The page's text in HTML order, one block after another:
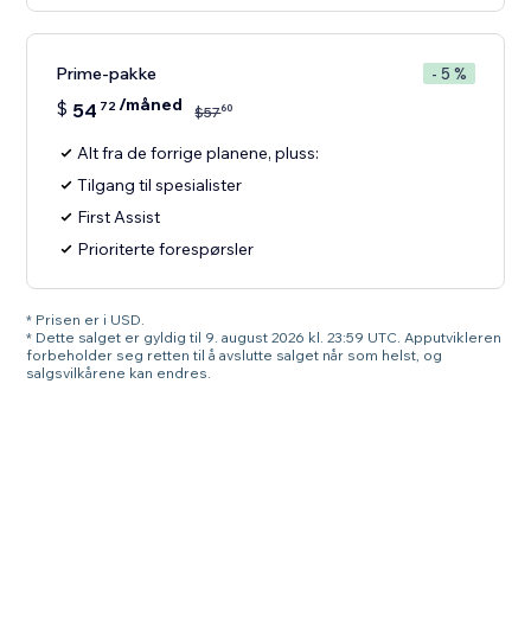
Prime-pakke - 5 %
$ 54 72/måned $5760
Alt fra de forrige planene, pluss:
Tilgang til spesialister
First Assist
Prioriterte forespørsler
* Prisen er i USD.
* Dette salget er gyldig til 9. august 2026 kl. 23:59 UTC. Apputvikleren
forbeholder seg retten til å avslutte salget når som helst, og
salgsvilkårene kan endres.